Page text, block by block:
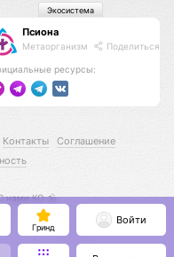
Псиона
Метаорганизм Поделиться
ресурсы:
Экосистема
Контакты
Соглашение
нами КО 🕉️
Гринд
Войти